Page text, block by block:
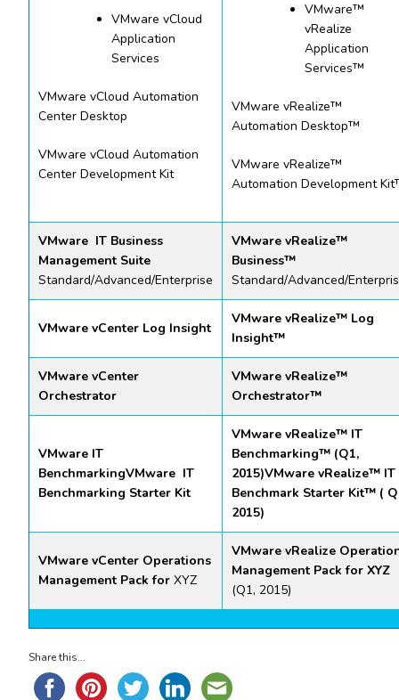
VMware vCloud
Application
Services
VMware vCloud Automation
Center Desktop
VMware vCloud Automation
Center Development Kit
VMware™
vRealize
Application
Services™
VMware vRealize™
Automation Desktop™
VMware vRealize™
Automation Development
VMware IT Business
Management Suite
Standard/Advanced/Enterprise
VMware vRealize™
Business™
Standard/Advanced/
VMware vCenter Log Insight
VMware vRealize™ Log
Insight™
VMware vCenter
Orchestrator
VMware vRealize™
Orchestrator™
VMware IT
BenchmarkingVMware IT
Benchmarking Starter Kit
VMware vRealize™ IT
Benchmarking™ (Q1,
2015)VMware vRealize™ IT
Benchmark Starter Kit™ (
2015)
VMware vCenter Operations
Management Pack for XYZ
VMware vRealize
Management Pack for XYZ
(Q1, 2015)
Share this...